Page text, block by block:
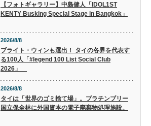
【フォトギャラリー】中島健人「IDOL1ST
KENTY Busking Special Stage in Bangkok」
2026/8/8
ブライト・ウィンも選出！ タイの各界を代表す
る100人「#legend 100 List Social Club
2026」
2026/8/8
タイは「世界のゴミ捨て場」。プラチンブリー
国立保全林に外国資本の電子廃棄物処理施設。